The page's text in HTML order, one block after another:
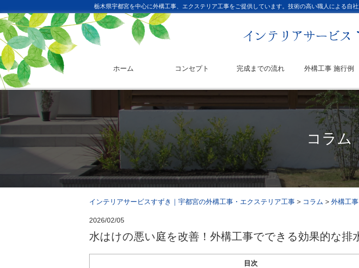
栃木県宇都宮を中心に外構工事、エクステリア工事をご提供しています。技術の高い職人による自
ホーム コンセプト 完成までの流れ 外構工事 施行例
コラム
インテリアサービスすずき｜宇都宮の外構工事・エクステリア工事 > コラム > 外構工事
2026/02/05
水はけの悪い庭を改善！外構工事でできる効果的な排
目次